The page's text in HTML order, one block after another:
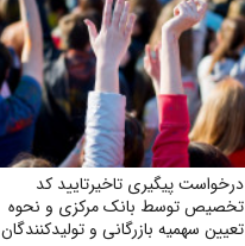
درخواست پیگیری تاخیرتایید کد
تخصیص توسط بانک مرکزی و نحوه
تعیین سهمیه بازرگانی و تولیدکنندگان